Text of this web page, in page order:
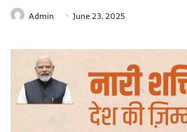
Admin June 23, 2025